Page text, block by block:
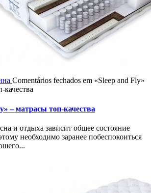
Comentários fechados em «Sleep and Fly»
качества
– матрасы топ-качества
и отдыха зависит общее состояние
необходимо заранее побеспокоиться